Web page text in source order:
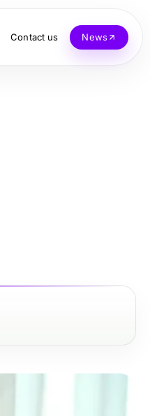
Contact us News